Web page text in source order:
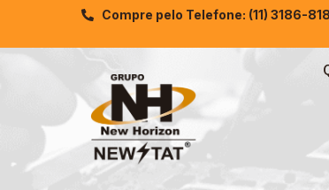
Compre pelo Telefone: (11) 3186-